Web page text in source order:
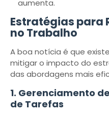
aumenta.
Estratégias para
no Trabalho
A boa notícia é que
mitigar o impacto do
das abordagens mais
1. Gerenciamento
de Tarefas